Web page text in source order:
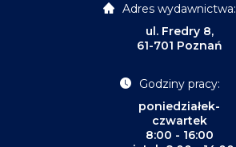
Adres wydawnictwa:
ul. Fredry 8,
61-701 Poznań
Godziny pracy:
poniedziałek-
czwartek
8:00 - 16:00